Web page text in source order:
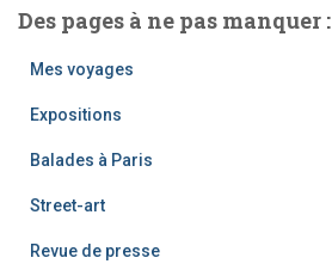
Des pages à ne pas manquer :
Mes voyages
Expositions
Balades à Paris
Street-art
Revue de presse